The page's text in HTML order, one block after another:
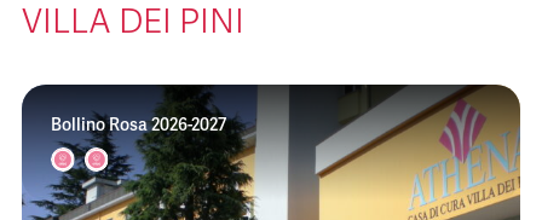
FAQ
CHI SIAMO
VILLA DEI PINI
Bollino Rosa 2026-2027